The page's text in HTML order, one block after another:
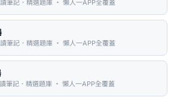
筆記．精選題庫 ・ 懶人一APP全覆蓋
筆記．精選題庫 ・ 懶人一APP全覆蓋
筆記．精選題庫 ・ 懶人一APP全覆蓋